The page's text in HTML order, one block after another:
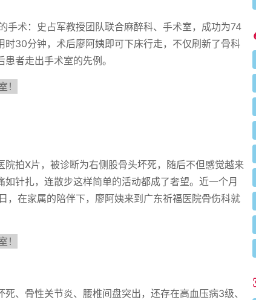
手术：史占军教授团队联合麻醉科、手术室，成功为74
30分钟，术后廖阿姨即可下床行走，不仅刷新了骨科
者走出手术室的先例。
拍X片，被诊断为右侧股骨头坏死，随后不但感觉越来
针扎，连散步这样简单的活动都成了奢望。近一个月
在家属的陪伴下，廖阿姨来到广东祈福医院骨伤科就
、骨性关节炎、腰椎间盘突出，还存在高血压病3级、